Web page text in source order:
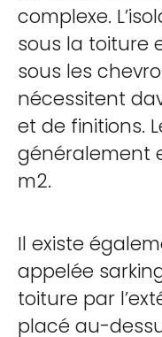
complexe.
sous la toiture
sous les
nécessitent
et de finitions.
généralement
m2.
Il existe
appelée
toiture par
placé au-